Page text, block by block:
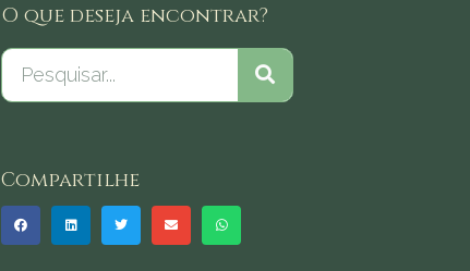
O que deseja encontrar?
Compartilhe